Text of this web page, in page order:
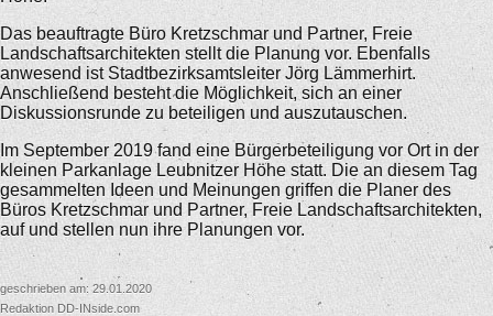
Das beauftragte Büro Kretzschmar und Partner, Freie
Landschaftsarchitekten stellt die Planung vor. Ebenfalls
anwesend ist Stadtbezirksamtsleiter Jörg Lämmerhirt.
Anschließend besteht die Möglichkeit, sich an einer
Diskussionsrunde zu beteiligen und auszutauschen.
Im September 2019 fand eine Bürgerbeteiligung vor Ort in der
kleinen Parkanlage Leubnitzer Höhe statt. Die an diesem Tag
gesammelten Ideen und Meinungen griffen die Planer des
Büros Kretzschmar und Partner, Freie Landschaftsarchitekten,
auf und stellen nun ihre Planungen vor.
geschrieben am: 29.01.2020
Redaktion DD-INside.com